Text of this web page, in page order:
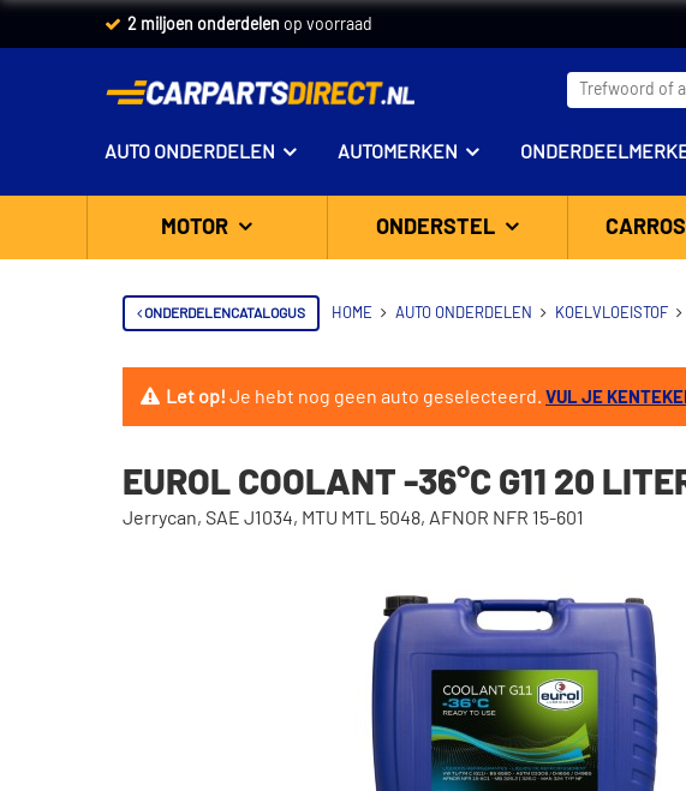
2 miljoen onderdelen op voorraad
AUTO ONDERDELEN AUTOMERKEN
MOTOR ONDERSTEL
ONDERDELENCATALOGUS HOME AUTO ONDERDELEN KOELVLOEISTOF
Let op!Je hebt nog geen auto geselecteerd. VUL JE
EUROL COOLANT -36°C G11 20
Jerrycan, SAE J1034, MTU MTL 5048, AFNOR NFR 15-601